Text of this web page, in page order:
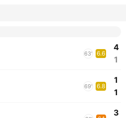
63' 6.6
4
1
69' 6.8
1
1
3